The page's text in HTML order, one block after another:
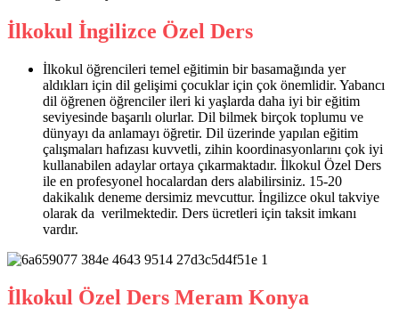
İlkokul İngilizce Özel Ders
İlkokul öğrencileri temel eğitimin bir basamağında yer
aldıkları için dil gelişimi çocuklar için çok önemlidir. Yabancı
dil öğrenen öğrenciler ileri ki yaşlarda daha iyi bir eğitim
seviyesinde başarılı olurlar. Dil bilmek birçok toplumu ve
dünyayı da anlamayı öğretir. Dil üzerinde yapılan eğitim
çalışmaları hafızası kuvvetli, zihin koordinasyonlarını çok iyi
kullanabilen adaylar ortaya çıkarmaktadır. İlkokul Özel Ders
ile en profesyonel hocalardan ders alabilirsiniz. 15-20
dakikalık deneme dersimiz mevcuttur. İngilizce okul takviye
olarak da verilmektedir. Ders ücretleri için taksit imkanı
vardır.
İlkokul Özel Ders Meram Konya